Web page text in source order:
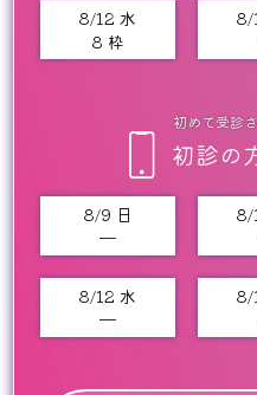
8/12 水
8 枠
8/
初めて受診
初診の
8/9 日
━
8/
8/12 水
━
8/